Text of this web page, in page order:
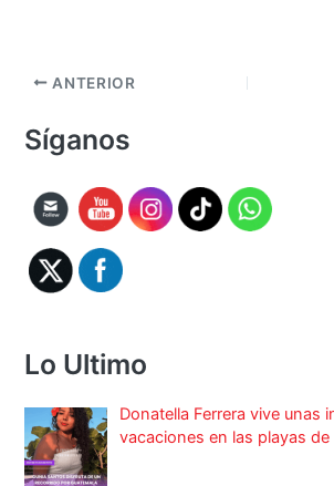
ANTERIOR
Síganos
Lo Ultimo
Donatella Ferrera vive unas
vacaciones en las playas de